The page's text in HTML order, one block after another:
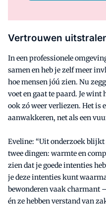
Vertrouwen
In een professionele
samen en heb je zelf meer
hoe mensen jóú zien. Nu
voet en gaat te paard. Je
ook zó weer verliezen. Het is
aanwakkeren, net als een
Eveline: “Uit onderzoek
twee dingen: warmte en
zien dat je goede intenties
je deze intenties kunt
bewonderen vaak charmant
én ze hebben verstand van